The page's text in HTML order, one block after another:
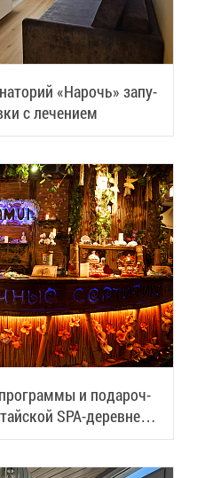
«На­рочь» за­пу­
с ле­че­ни­ем
и по­да­роч­
SPA-де­ревне